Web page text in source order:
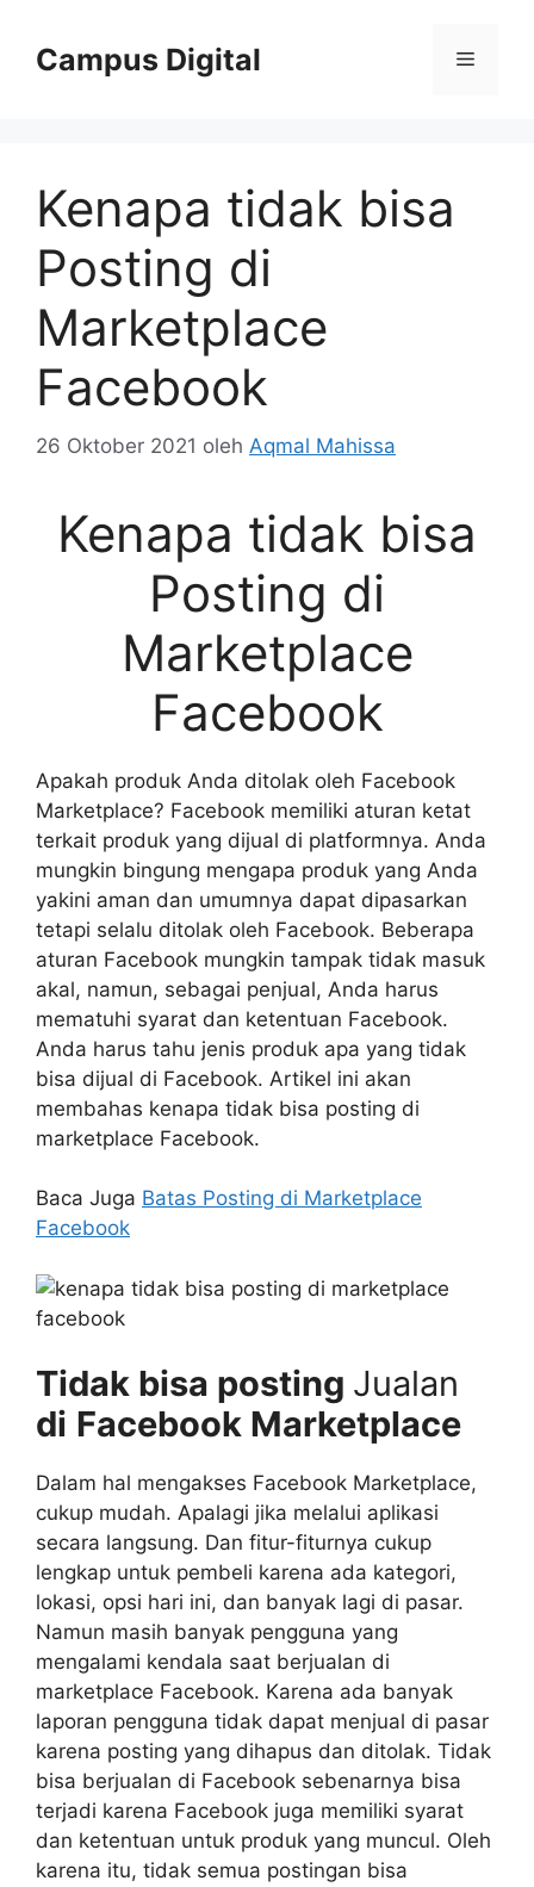
Campus Digital Menu
Kenapa tidak bisa
Posting di
Marketplace
Facebook
26 Oktober 2021 oleh Aqmal Mahissa
Kenapa tidak bisa
Posting di
Marketplace
Facebook
Apakah produk Anda ditolak oleh Facebook
Marketplace? Facebook memiliki aturan ketat
terkait produk yang dijual di platformnya. Anda
mungkin bingung mengapa produk yang Anda
yakini aman dan umumnya dapat dipasarkan
tetapi selalu ditolak oleh Facebook. Beberapa
aturan Facebook mungkin tampak tidak masuk
akal, namun, sebagai penjual, Anda harus
mematuhi syarat dan ketentuan Facebook.
Anda harus tahu jenis produk apa yang tidak
bisa dijual di Facebook. Artikel ini akan
membahas kenapa tidak bisa posting di
marketplace Facebook.
Baca Juga Batas Posting di Marketplace
Facebook
Tidak bisa posting Jualan
di Facebook Marketplace
Dalam hal mengakses Facebook Marketplace,
cukup mudah. Apalagi jika melalui aplikasi
secara langsung. Dan fitur-fiturnya cukup
lengkap untuk pembeli karena ada kategori,
lokasi, opsi hari ini, dan banyak lagi di pasar.
Namun masih banyak pengguna yang
mengalami kendala saat berjualan di
marketplace Facebook. Karena ada banyak
laporan pengguna tidak dapat menjual di pasar
karena posting yang dihapus dan ditolak. Tidak
bisa berjualan di Facebook sebenarnya bisa
terjadi karena Facebook juga memiliki syarat
dan ketentuan untuk produk yang muncul. Oleh
karena itu, tidak semua postingan bisa